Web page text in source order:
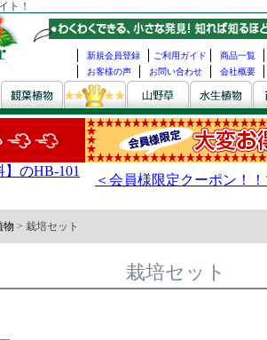
ト！
新規会員登録 ご利用ガイド 商品一覧
お客様の声
お問い合わせ 会社概要
物 栽培セット
栽培セット